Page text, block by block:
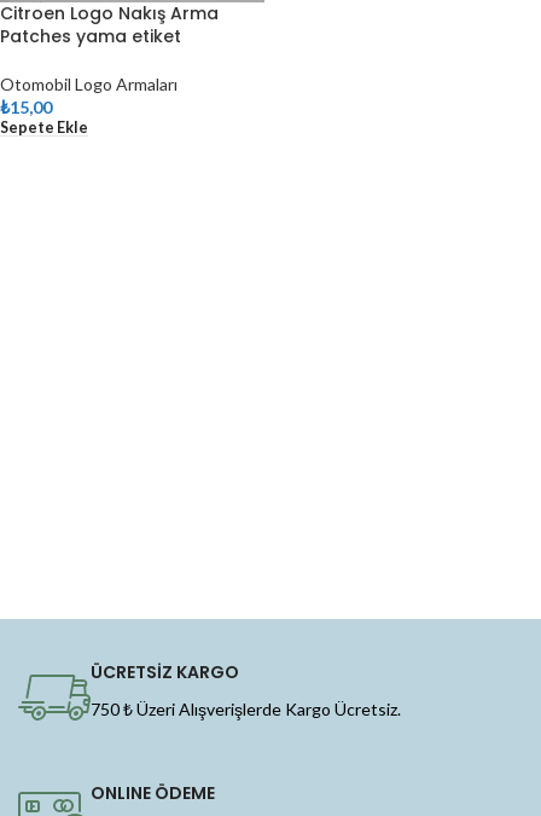
Citroen Logo Nakış Arma
Patches yama etiket
Otomobil Logo Armaları
₺15,00
Sepete Ekle
ÜCRETSİZ KARGO
750 ₺ Üzeri Alışverişlerde Kargo Ücretsiz.
ONLINE ÖDEME